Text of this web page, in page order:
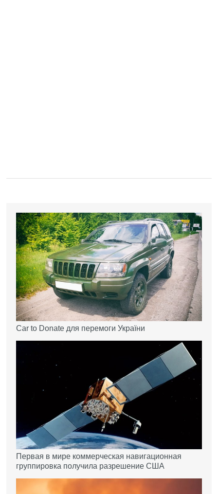
Car to Donate для перемоги України
Первая в мире коммерческая навигационная
группировка получила разрешение США